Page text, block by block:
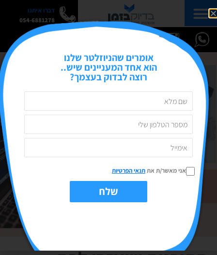
דברו איתנו
054-6881278
אומרים שהניוזלטר שלנו
הוא אחד המעניינים שיש..
רוצה לבדוק בעצמך?
אני מאשר/ת אתתנאי הפרטיות
שלח